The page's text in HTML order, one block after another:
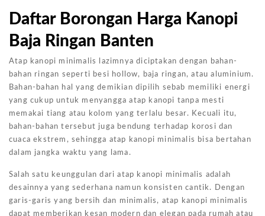
Daftar Borongan Harga Kanopi
Baja Ringan Banten
Atap kanopi minimalis lazimnya diciptakan dengan bahan-
bahan ringan seperti besi hollow, baja ringan, atau aluminium.
Bahan-bahan hal yang demikian dipilih sebab memiliki energi
yang cukup untuk menyangga atap kanopi tanpa mesti
memakai tiang atau kolom yang terlalu besar. Kecuali itu,
bahan-bahan tersebut juga bendung terhadap korosi dan
cuaca ekstrem, sehingga atap kanopi minimalis bisa bertahan
dalam jangka waktu yang lama.
Salah satu keunggulan dari atap kanopi minimalis adalah
desainnya yang sederhana namun konsisten cantik. Dengan
garis-garis yang bersih dan minimalis, atap kanopi minimalis
dapat memberikan kesan modern dan elegan pada rumah atau